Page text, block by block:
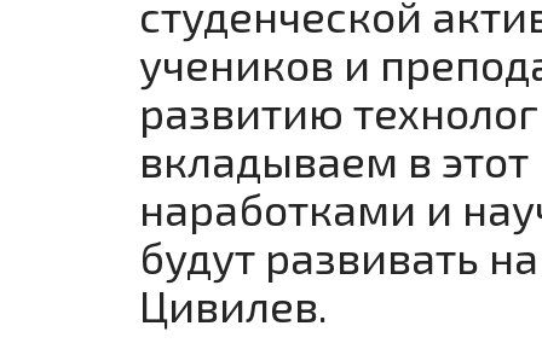
студенческой
учеников и
развитию
вкладываем в
наработками и
будут развивать
Цивилев.